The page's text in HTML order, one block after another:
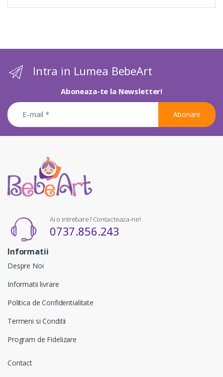
Intra in Lumea BebeArt
Aboneaza-te la Newsletter!
Abonare
Ai o intrebare? Contacteaza-ne!
0737.856.243
Informatii
Despre Noi
Informatii livrare
Politica de Confidentialitate
Termeni si Conditii
Program de Fidelizare
Contact